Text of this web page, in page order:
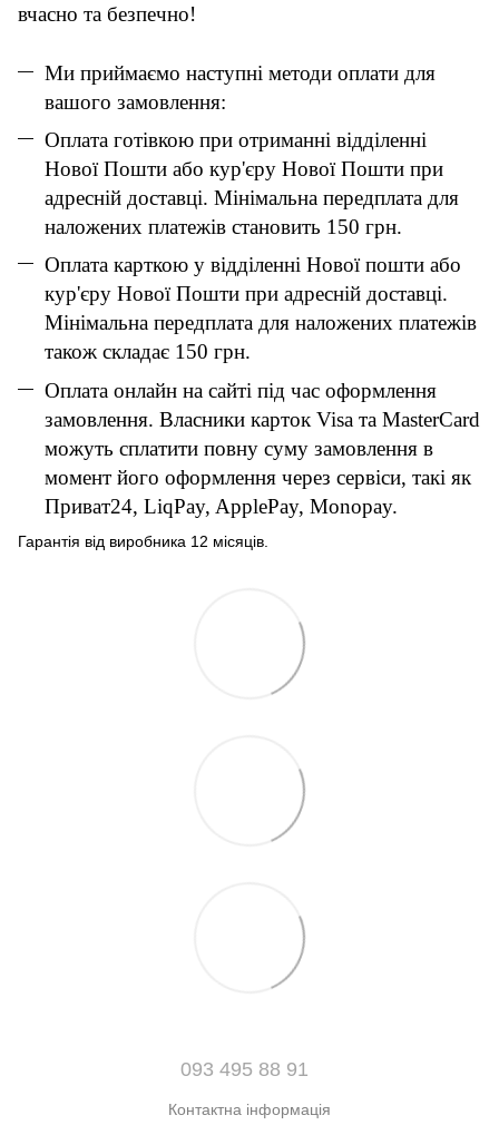
вчасно та безпечно!
Ми приймаємо наступні методи оплати для
вашого замовлення:
Оплата готівкою при отриманні відділенні
Нової Пошти або кур'єру Нової Пошти при
адресній доставці. Мінімальна передплата для
наложених платежів становить 150 грн.
Оплата карткою у відділенні Нової пошти або
кур'єру Нової Пошти при адресній доставці.
Мінімальна передплата для наложених платежів
також складає 150 грн.
Оплата онлайн на сайті під час оформлення
замовлення. Власники карток Visa та MasterCard
можуть сплатити повну суму замовлення в
момент його оформлення через сервіси, такі як
Приват24, LiqPay, ApplePay, Monopay.
Гарантія від виробника 12 місяців.
093 495 88 91
Контактна інформація